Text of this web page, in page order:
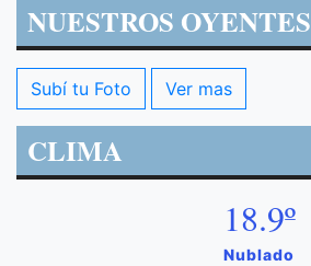
NUESTROS OYENTES
Subí tu Foto Ver mas
CLIMA
18.9º
Nublado